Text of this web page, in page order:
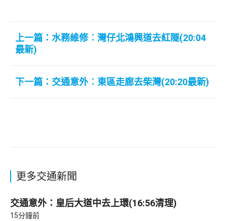
上一篇：水務維修︰灣仔北鴻興道去紅隧(20:04
最新)
下一篇：交通意外︰東區走廊去柴灣(20:20最新)
更多交通新聞
交通意外：皇后大道中去上環(16:56清理)
15分鐘前